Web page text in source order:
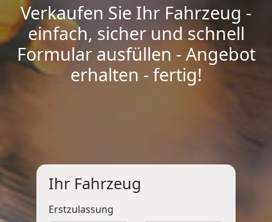
Verkaufen Sie Ihr Fahrzeug -
einfach, sicher und schnell
Formular ausfüllen - Angebot
erhalten - fertig!
Ihr Fahrzeug
Erstzulassung